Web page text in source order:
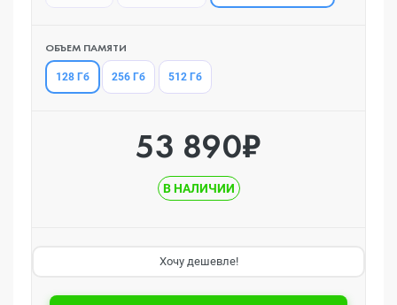
ОБЪЕМ ПАМЯТИ
128 Гб 256 Гб 512 Гб
53 890₽
В НАЛИЧИИ
Хочу дешевле!